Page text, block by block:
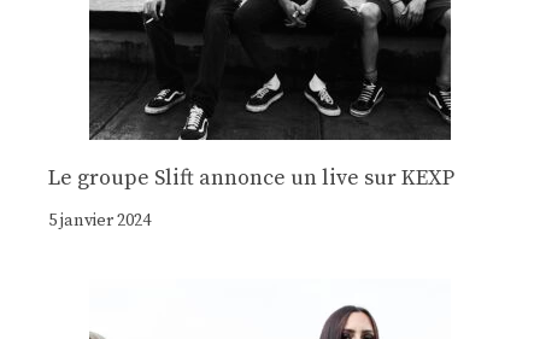
Le groupe Slift annonce un live sur KEXP
5 janvier 2024